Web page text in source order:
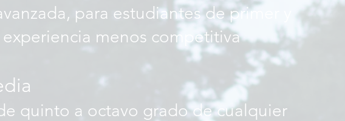
para estudiantes de primer y
menos competitiva
quinto a octavo grado de cualquier